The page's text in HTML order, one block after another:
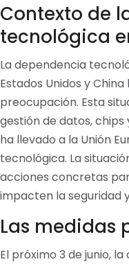
Contexto de
tecnológica
La dependencia
Estados Unidos y
preocupación. Esta
gestión de datos,
ha llevado a la Unión
tecnológica. La
acciones concretas
impacten la seguridad
Las medidas
El próximo 3 de junio,